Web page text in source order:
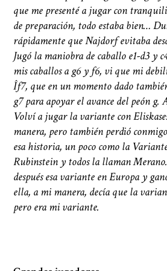
que me presenté a jugar con
de preparación, todo estaba bien…
rápidamente que Najdorf evitaba
Jugó la maniobra de caballo e1-d3 y
mis caballos a g6 y f6, vi que mi
Îf7, que en un momento dado
g7 para apoyar el avance del peón g.
Volví a jugar la variante con
manera, pero también perdió
esa historia, un poco como la
Rubinstein y todos la llaman
después esa variante en Europa y
ella, a mi manera, decía que la
pero era mi variante.